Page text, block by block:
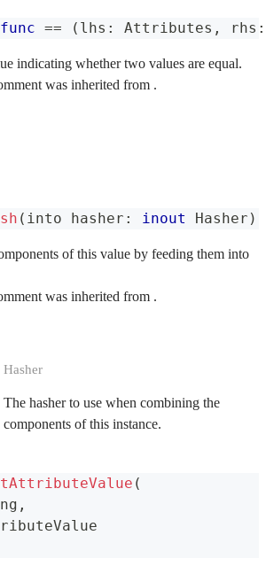
func == ( lhs : Attributes , rhs :
indicating whether two values are equal.
was inherited from .
( into hasher : inout Hasher )
of this value by feeding them into
was inherited from .
Hasher
The hasher to use when combining the
components of this instance.
(
,